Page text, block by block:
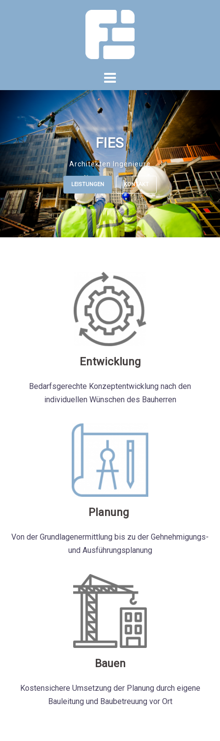
FIES
Architekten Ingenieure
LEISTUNGEN KONTAKT
Entwicklung
Bedarfsgerechte Konzeptentwicklung nach den
individuellen Wünschen des Bauherren
Planung
Von der Grundlagenermittlung bis zu der Gehnehmigungs-
und Ausführungsplanung
Bauen
Kostensichere Umsetzung der Planung durch eigene
Bauleitung und Baubetreuung vor Ort